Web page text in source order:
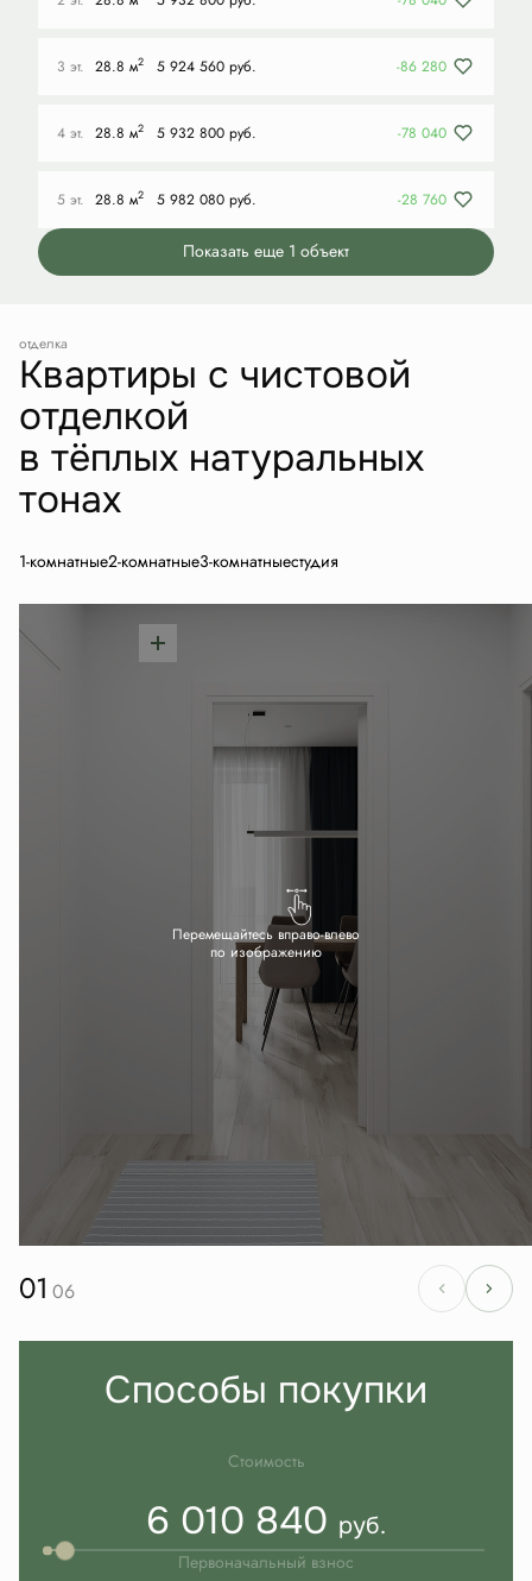
3 эт. 28.8 м2 5 924 560 руб. -86 280
4 эт. 28.8 м2 5 932 800 руб. -78 040
5 эт. 28.8 м2 5 982 080 руб. -28 760
Показать еще 1 объект
отделка
Квартиры с чистовой
отделкой
в тёплых натуральных
тонах
1-комнатные2-комнатные3-комнатныестудия
Перемещайтесь вправо-влево
по изображению
01 06
Способы покупки
Стоимость
6 010 840 руб.
Первоначальный взнос